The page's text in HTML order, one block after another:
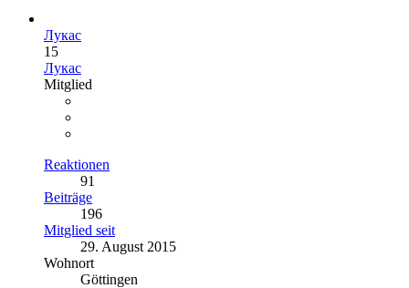
Лукас
15
Лукас
Mitglied
Reaktionen
91
Beiträge
196
Mitglied seit
29. August 2015
Wohnort
Göttingen